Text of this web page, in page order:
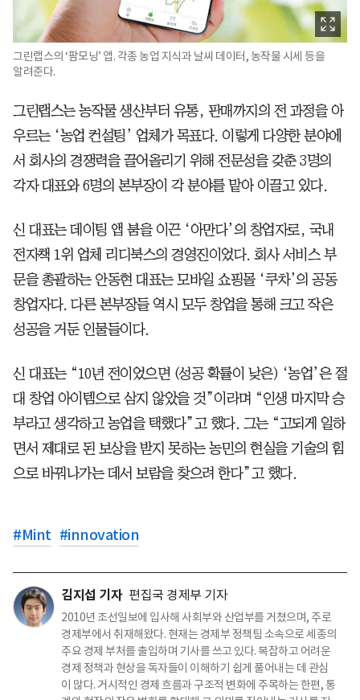
그린랩스의 ‘팜모닝’ 앱. 각종 농업 지식과 날씨 데이터, 농작물 시세 등을
알려준다.
그린랩스는 농작물 생산부터 유통, 판매까지의 전 과정을 아
우르는 ‘농업 컨설팅’ 업체가 목표다. 이렇게 다양한 분야에
서 회사의 경쟁력을 끌어올리기 위해 전문성을 갖춘 3명의
각자 대표와 6명의 본부장이 각 분야를 맡아 이끌고 있다.
신 대표는 데이팅 앱 붐을 이끈 ‘아만다’의 창업자로, 국내
전자책 1위 업체 리디북스의 경영진이었다. 회사 서비스 부
문을 총괄하는 안동현 대표는 모바일 쇼핑몰 ‘쿠차’의 공동
창업자다. 다른 본부장들 역시 모두 창업을 통해 크고 작은
성공을 거둔 인물들이다.
신 대표는 “10년 전이었으면 (성공 확률이 낮은) ‘농업’은 절
대 창업 아이템으로 삼지 않았을 것”이라며 “인생 마지막 승
부라고 생각하고 농업을 택했다”고 했다. 그는 “고되게 일하
면서 제대로 된 보상을 받지 못하는 농민의 현실을 기술의 힘
으로 바꿔나가는 데서 보람을 찾으려 한다”고 했다.
#Mint #innovation
김지섭 기자 편집국 경제부 기자
2010년 조선일보에 입사해 사회부와 산업부를 거쳤으며, 주로
경제부에서 취재해왔다. 현재는 경제부 정책팀 소속으로 세종의
주요 경제 부처를 출입하며 기사를 쓰고 있다. 복잡하고 어려운
경제 정책과 현상을 독자들이 이해하기 쉽게 풀어내는 데 관심
이 많다. 거시적인 경제 흐름과 구조적 변화에 주목하는 한편, 통